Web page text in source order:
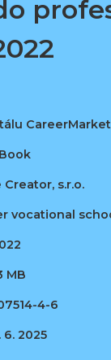
Creator, s.r.o.
vocational
MB
4-6
6. 2025